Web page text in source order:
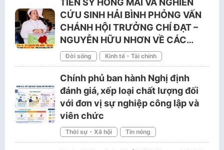
TIẾN SỸ HỒNG MAI VÀ NGHIÊN
CỨU SINH HẢI BÌNH PHỎNG VẤN
CHÁNH HỘI TRƯỞNG CHÍ ĐẠT –
NGUYỄN HỮU NHƠN VỀ CÁC…
Đời sống Kinh tế - Tài chính
Chính phủ ban hành Nghị định
đánh giá, xếp loại chất lượng đối
với đơn vị sự nghiệp công lập và
viên chức
Thời sự - Xã hội Tin nóng